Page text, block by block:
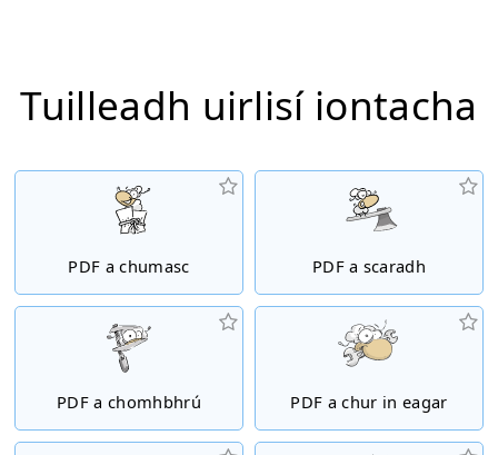
Tuilleadh uirlisí iontacha
PDF a chumasc PDF a scaradh
PDF a chomhbhrú PDF a chur in eagar